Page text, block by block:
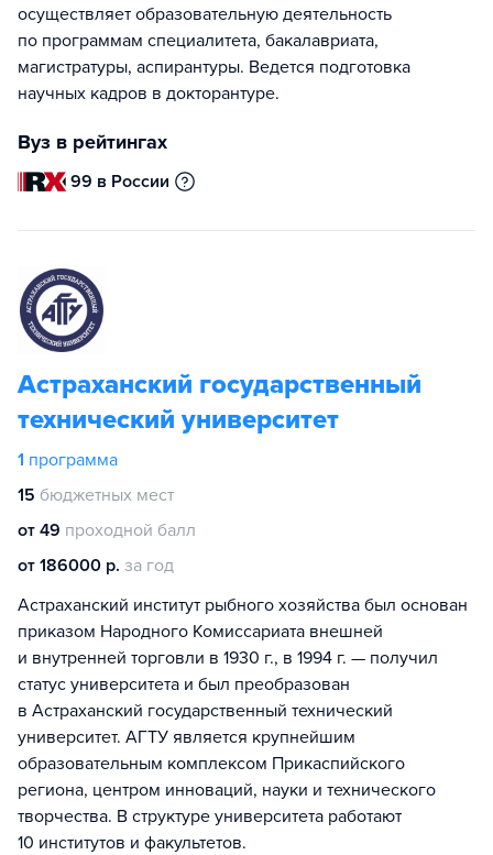
осуществляет образовательную деятельность
по программам специалитета, бакалавриата,
магистратуры, аспирантуры. Ведется подготовка
научных кадров в докторантуре.
Вуз в рейтингах
99 в России
Астраханский государственный
технический университет
1 программа
15 бюджетных мест
от 49 проходной балл
от 186000 р. за год
Астраханский институт рыбного хозяйства был основан
приказом Народного Комиссариата внешней
и внутренней торговли в 1930 г., в 1994 г. — получил
статус университета и был преобразован
в Астраханский государственный технический
университет. АГТУ является крупнейшим
образовательным комплексом Прикаспийского
региона, центром инноваций, науки и технического
творчества. В структуре университета работают
10 институтов и факультетов.